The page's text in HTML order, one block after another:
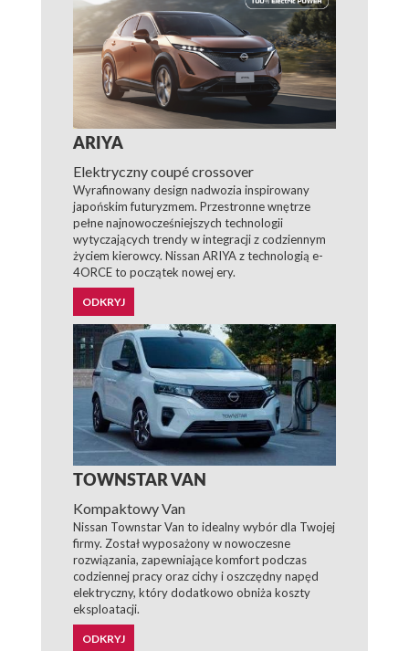
ARIYA
Elektryczny coupé crossover
Wyrafinowany design nadwozia inspirowany
japońskim futuryzmem. Przestronne wnętrze
pełne najnowocześniejszych technologii
wytyczających trendy w integracji z codziennym
życiem kierowcy. Nissan ARIYA z technologią e-
4ORCE to początek nowej ery.
ODKRYJ
TOWNSTAR VAN
Kompaktowy Van
Nissan Townstar Van to idealny wybór dla Twojej
firmy. Został wyposażony w nowoczesne
rozwiązania, zapewniające komfort podczas
codziennej pracy oraz cichy i oszczędny napęd
elektryczny, który dodatkowo obniża koszty
eksploatacji.
ODKRYJ